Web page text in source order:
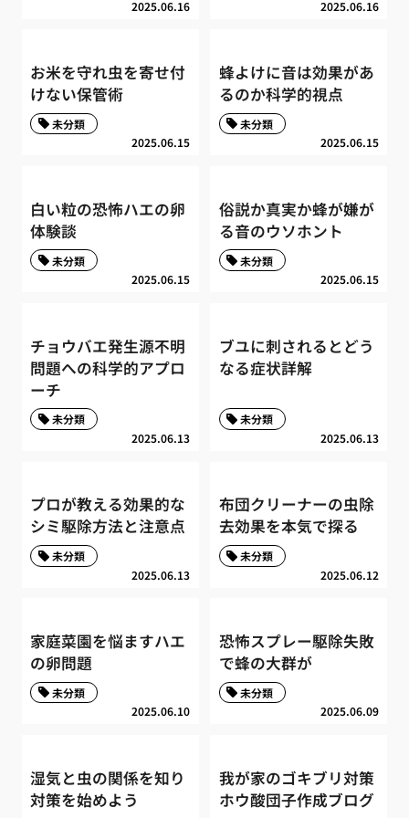
2025.06.16 2025.06.16
お米を守れ虫を寄せ付
けない保管術
2025.06.15
未分類
蜂よけに音は効果があ
るのか科学的視点
2025.06.15
未分類
白い粒の恐怖ハエの卵
体験談
2025.06.15
未分類
俗説か真実か蜂が嫌が
る音のウソホント
2025.06.15
未分類
チョウバエ発生源不明
問題への科学的アプロ
ーチ
2025.06.13
未分類
ブユに刺されるとどう
なる症状詳解
2025.06.13
未分類
プロが教える効果的な
シミ駆除方法と注意点
2025.06.13
未分類
布団クリーナーの虫除
去効果を本気で探る
2025.06.12
未分類
家庭菜園を悩ますハエ
の卵問題
2025.06.10
未分類
恐怖スプレー駆除失敗
で蜂の大群が
2025.06.09
未分類
湿気と虫の関係を知り
対策を始めよう
我が家のゴキブリ対策
ホウ酸団子作成ブログ